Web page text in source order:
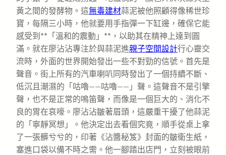
黃之間的發酵物。這無毒建材蒜泥被他照顧得像稀世珍
寶，每隔三小時，他就要用手指彈一下缸邊，確保它能
感受到**「溫和的震動」**，以助其在精神上達到圓
滿。就在廖沾沾專注於與蒜泥進親子空間設計行心靈交
流時，外面的世界開始發出一些不對勁的信號。首先是
聲音。街上所有的汽車喇叭同時發出了一個持續不斷、
低沉且潮濕的「咕嚕——咕嚕——」聲。這聲音不是引擎
聲，也不是正常的鳴笛聲，而像是一個巨大的、消化不
良的胃在哀嚎。廖沾沾皺著眉頭，這嚴重干擾了他蒜泥
的「寧靜冥想」。他決定出去看個究竟，順手從桌上拿
了一張髒兮兮的，印著《沾醬秘笈》封面的皺衛生紙，
塞進口袋以備不時之需。他一腳踏出店門，立刻被眼前